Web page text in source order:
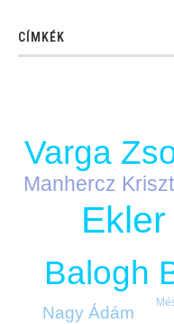
CÍMKÉK
Balogh
Varga
Manhercz
Nagy Ádám